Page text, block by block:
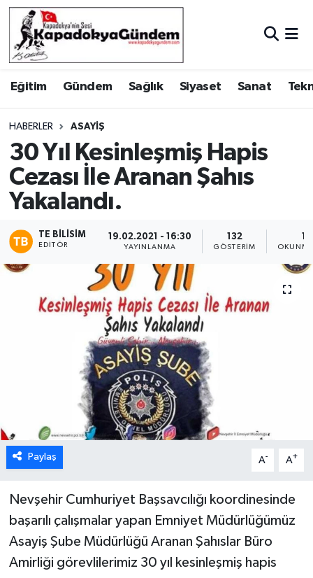
Eğitim Gündem Sağlık Siyaset Sanat
HABERLER ASAYIŞ
30 Yıl Kesinleşmiş Hapis
Cezası İle Aranan Şahıs
Yakalandı.
TE BILISIM
EDITÖR
19.02.2021 - 16:30
YAYINLANMA
132
GÖSTERIM
1
Paylaş A- A+
Nevşehir Cumhuriyet Başsavcılığı koordinesinde
başarılı çalışmalar yapan Emniyet Müdürlüğümüz
Asayiş Şube Müdürlüğü Aranan Şahıslar Büro
Amirliği görevlilerimiz 30 yıl kesinleşmiş hapis
Hava Durumu
Trafik Durumu
Süper Lig Puan Durumu ve Fikstür
Tüm Manşetler
Son Dakika Haberleri
Haber Arşivi